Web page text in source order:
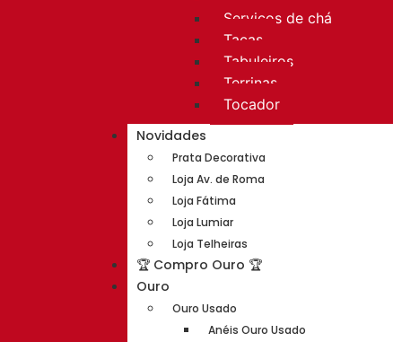
Serviços de chá
Taças
Tabuleiros
Terrinas
Tocador
Novidades
Prata Decorativa
Loja Av. de Roma
Loja Fátima
Loja Lumiar
Loja Telheiras
🏆 Compro Ouro 🏆
Ouro
Ouro Usado
Anéis Ouro Usado